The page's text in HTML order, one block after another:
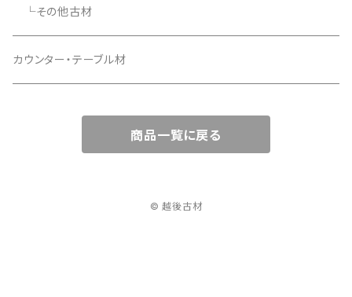
└その他古材
カウンター・テーブル材
商品一覧に戻る
© 越後古材